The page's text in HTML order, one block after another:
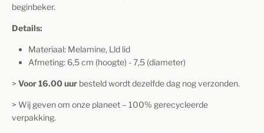
beginbeker.
Details:
Materiaal: Melamine, Lld lid
Afmeting: 6,5 cm (hoogte) - 7,5 (diameter)
> Voor 16.00 uur besteld wordt dezelfde dag nog verzonden.
> Wij geven om onze planeet – 100% gerecycleerde
verpakking.